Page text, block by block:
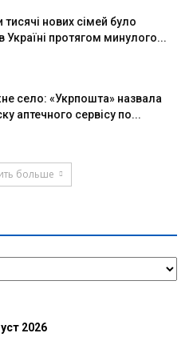
нових сімей було
Україні протягом минулого...
село: «Укрпошта» назвала
аптечного сервісу по...
больше
2026